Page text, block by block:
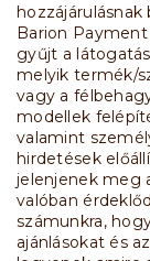
Barion
gyűjt a
melyik termék/
vagy a
modellek
valamint
hirdetések
jelenjenek meg
valóban
számunkra,
ajánlásokat és